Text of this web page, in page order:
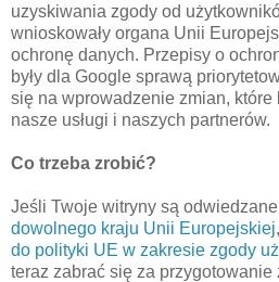
uzyskiwania zgody od
wnioskowały organa Unii
ochronę danych. Przepisy o
były dla Google sprawą
się na wprowadzenie zmian, które
nasze usługi i naszych partnerów.
Co trzeba zrobić?
Jeśli Twoje witryny są
dowolnego kraju Unii Europejskiej
do polityki UE w zakresie zgody
teraz zabrać się za przygotowanie